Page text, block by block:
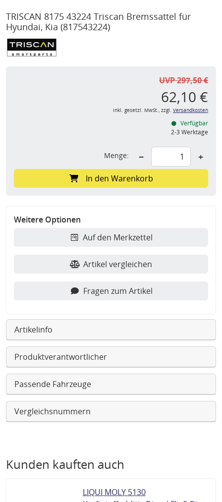
TRISCAN 8175 43224 Triscan Bremssattel für
Hyundai, Kia (817543224)
UVP 297,50 €
62,10 €
inkl. gesetzl. MwSt., zzgl. Versandkosten
Verfügbar
2-3 Werktage
Menge: − +
In den Warenkorb
Weitere Optionen
Auf den Merkzettel
Artikel vergleichen
Fragen zum Artikel
Artikelinfo
Produktverantwortlicher
Passende Fahrzeuge
Vergleichsnummern
Kunden kauften auch
LIQUI MOLY 5130